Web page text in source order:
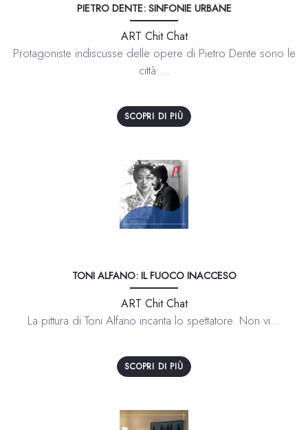
PIETRO DENTE: SINFONIE URBANE
ART Chit Chat
Protagoniste indiscusse delle opere di Pietro Dente sono le
città:...
SCOPRI DI PIÙ
TONI ALFANO: IL FUOCO INACCESO
ART Chit Chat
La pittura di Toni Alfano incanta lo spettatore. Non vi...
SCOPRI DI PIÙ